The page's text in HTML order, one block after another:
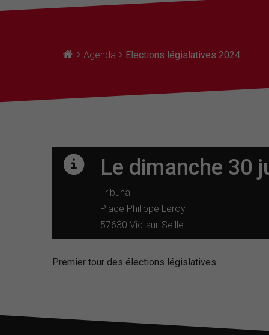
› Agenda › Elections législatives 2024
Le dimanche 30
Tribunal
Place Philippe Leroy
57630 Vic-sur-Seille
Premier tour des élections législatives